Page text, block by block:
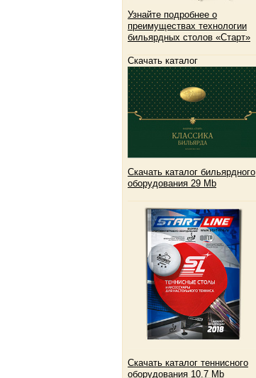
Узнайте подробнее о
преимуществах технологии
бильярдных столов «Старт»
Скачать каталог
Скачать каталог бильярдного
оборудования 29 Mb
Скачать каталог теннисного
оборудования 10.7 Mb